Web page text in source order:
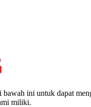
Shinkolite Shade
ini untuk dapat
miliki.